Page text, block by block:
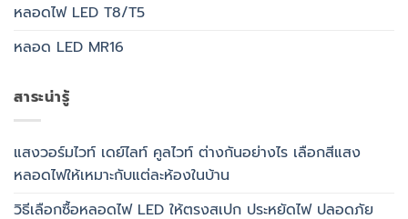
หลอดไฟ LED T8/T5
หลอด LED MR16
สาระน่ารู้
แสงวอร์มไวท์ เดย์ไลท์ คูลไวท์ ต่างกันอย่างไร เลือกสีแสง
หลอดไฟให้เหมาะกับแต่ละห้องในบ้าน
วิธีเลือกซื้อหลอดไฟ LED ให้ตรงสเปก ประหยัดไฟ ปลอดภัย